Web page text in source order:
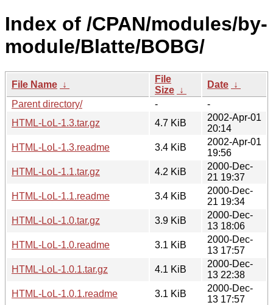
Index of /CPAN/modules/by-
module/Blatte/BOBG/
File Name ↓
File
Size ↓
Date ↓
Parent directory/
-
-
HTML-LoL-1.3.tar.gz
4.7 KiB
2002-Apr-01
20:14
HTML-LoL-1.3.readme
3.4 KiB
2002-Apr-01
19:56
HTML-LoL-1.1.tar.gz
4.2 KiB
2000-Dec-
21 19:37
HTML-LoL-1.1.readme
3.4 KiB
2000-Dec-
21 19:34
HTML-LoL-1.0.tar.gz
3.9 KiB
2000-Dec-
13 18:06
HTML-LoL-1.0.readme
3.1 KiB
2000-Dec-
13 17:57
HTML-LoL-1.0.1.tar.gz
4.1 KiB
2000-Dec-
13 22:38
HTML-LoL-1.0.1.readme
3.1 KiB
2000-Dec-
13 17:57